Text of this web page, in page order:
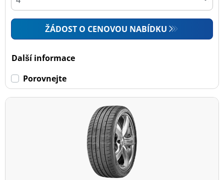
ŽÁDOST O CENOVOU NABÍDKU
Další informace
Porovnejte